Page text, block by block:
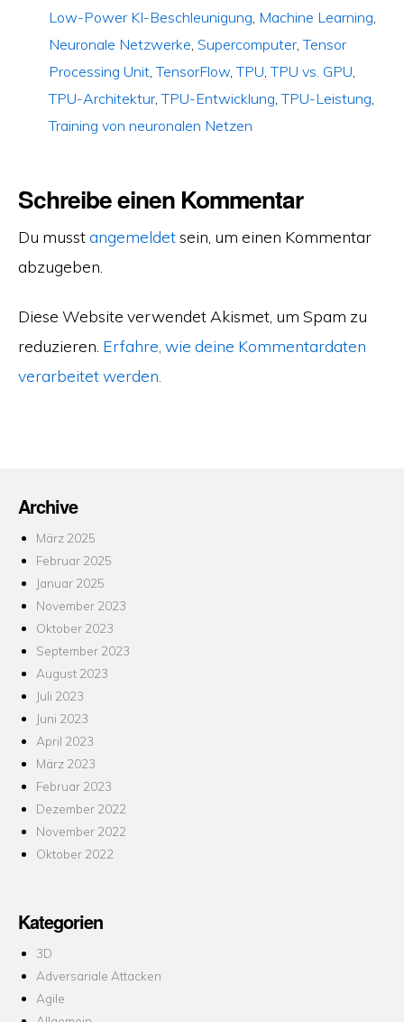
Low-Power KI-Beschleunigung Machine Learning
Neuronale Netzwerke Supercomputer,Tensor
Processing Unit,TensorFlow,TPU ,TPU vs. GPU
TPU-Architektur,TPU-Entwicklung ,TPU-Leistung
Training von neuronalen Netzen
Schreibe einen Kommentar
Du musstangemeldetsein, um einen Kommentar
abzugeben.
Diese Website verwendet Akismet, um Spam zu
reduzieren. Erfahre, wie deine Kommentardaten
verarbeitet werden.
Archive
März 2025
Februar 2025
Januar 2025
November 2023
Oktober 2023
September 2023
August 2023
Juli 2023
Juni 2023
April 2023
März 2023
Februar 2023
Dezember 2022
November 2022
Oktober 2022
Kategorien
3D
Adversariale Attacken
Agile